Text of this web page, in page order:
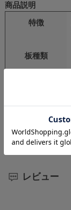
商品説明
特徴
板種類
鉄枠サイズ
レビュー